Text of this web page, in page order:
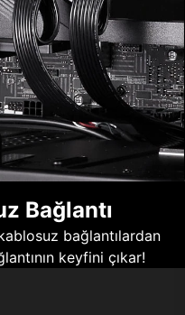
Bağlantı
bağlantılardan
keyfini çıkar!